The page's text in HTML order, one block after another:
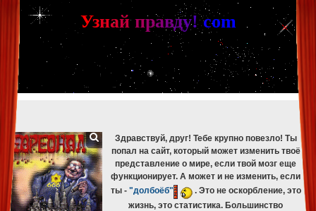
[phpBB Debug] PHP Warning : in file [ROOT]/phpbb/db/driver/mysqli.php
mysqli_fetch_assoc(): Couldn't fetch mysqli_result
[phpBB Debug] PHP Warning: in file[ROOT]/phpbb/db/driver/mysqli.php 329
mysqli_free_result(): Couldn't fetch mysqli_result
[phpBB Debug] PHP Warning
[ROOT]/phpbb/db/driver/mysqli.php on line 265
mysqli_fetch_assoc(): Couldn't fetch mysqli_result
[phpBB Debug] PHP Warning
: in file [ROOT]/phpbb/db/driver/mysqli.php on line329
mysqli_free_result(): Couldn't fetch mysqli_result
[phpBB Debug] PHP Warning: in file [ROOT]/phpbb/db/driver/mysqli.php on line 265
mysqli_fetch_assoc(): Couldn't fetch mysqli_result
[phpBB Debug] PHP Warning
[ROOT]/phpbb/db/driver/mysqli.php on line329:
mysqli_free_result(): Couldn't fetch mysqli_result
Узнай правду! com
Здравствуй, друг! Тебе крупно повезло! Ты
попал на сайт, который может изменить твоё
представление о мире, если твой мозг еще
функционирует. А может и не изменить, если
ты - "долбоёб"
. Это не оскорбление, это
жизнь, это статистика. Большинство